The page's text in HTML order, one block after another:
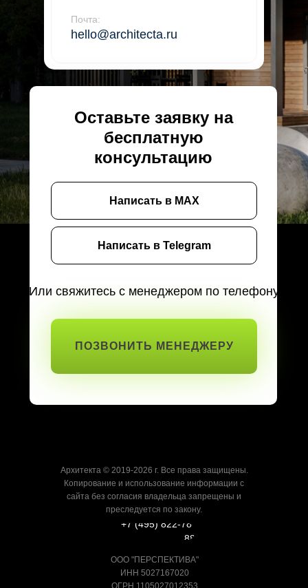
Почта:
hello@architecta.ru
Оставьте заявку на
бесплатную
консультацию
Написать в Telegram
Написать в MAX
Или свяжитесь с менеджером по телефону
ПОЗВОНИТЬ МЕНЕДЖЕРУ
+7 (495) 822-78-
88
ООО "ПЕРСПЕКТИВА"
ИНН 5027167020
Архитекта © 2019-2026 г. Все права защищены.
Копирование и использование информации с
сайта без согласия владельца запрещены и
преследуется по закону.